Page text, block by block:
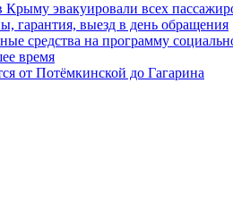
эвакуировали всех
гарантия, выезд в день обращения
средства на программу
время
от Потёмкинской до Гагарина